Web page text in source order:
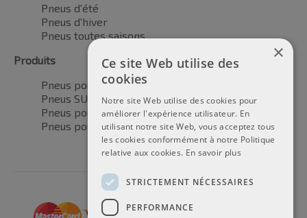
Pneus d'été
Pneus d'hiver
Pneus toutes saisons
Produits
Pneus pour voitures
Pneus SUV / 4x4
Pneus pour camionnettes
Pneus pour motos
×
Ce site Web utilise des
cookies
Notre site Web utilise des cookies pour
améliorer l'expérience utilisateur. En
utilisant notre site Web, vous acceptez tous
les cookies conformément à notre Politique
relative aux cookies. En savoir plus
STRICTEMENT NÉCESSAIRES
PERFORMANCE